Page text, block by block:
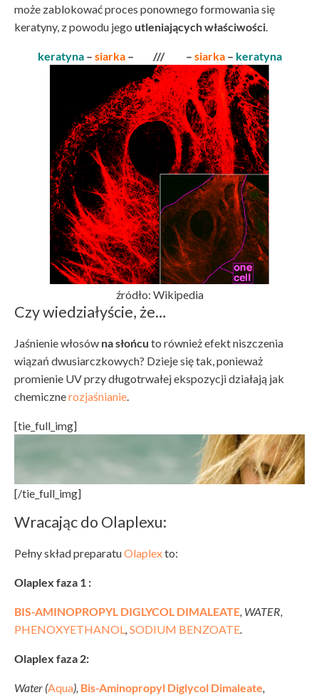
może zablokować proces ponownego formowania się
keratyny, z powodu jego utleniających właściwości.
keratyna– siarka– /// – siarka– keratyna
źródło: Wikipedia
Czy wiedziałyście, że…
Jaśnienie włosów na słońcu to również efekt niszczenia
wiązań dwusiarczkowych? Dzieje się tak, ponieważ
promienie UV przy długotrwałej ekspozycji działają jak
chemicznerozjaśnianie.
[tie_full_img]
[/tie_full_img]
Wracając do Olaplexu:
Pełny skład preparatuOlaplexto:
Olaplex faza 1 :
BIS-AMINOPROPYL DIGLYCOL DIMALEATE , WATER,
PHENOXYETHANOL SODIUM BENZOATE
Olaplex faza 2:
Water (Aqua), Bis-Aminopropyl Diglycol Dimaleate